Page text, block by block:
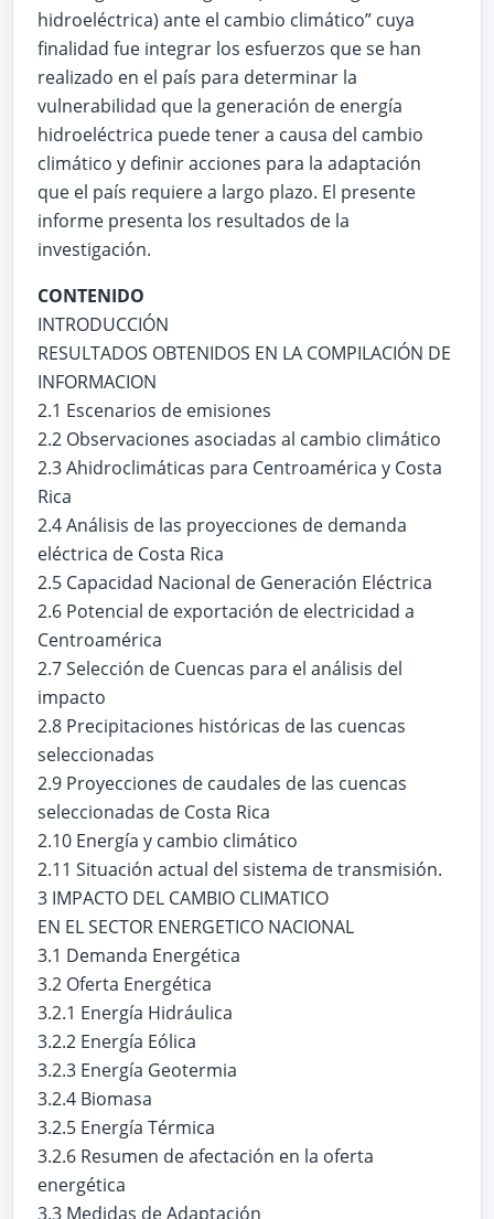
hidroeléctrica) ante el cambio climático” cuya
finalidad fue integrar los esfuerzos que se han
realizado en el país para determinar la
vulnerabilidad que la generación de energía
hidroeléctrica puede tener a causa del cambio
climático y definir acciones para la adaptación
que el país requiere a largo plazo. El presente
informe presenta los resultados de la
investigación.
CONTENIDO
INTRODUCCIÓN
RESULTADOS OBTENIDOS EN LA COMPILACIÓN DE
INFORMACION
2.1 Escenarios de emisiones
2.2 Observaciones asociadas al cambio climático
2.3 Ahidroclimáticas para Centroamérica y Costa
Rica
2.4 Análisis de las proyecciones de demanda
eléctrica de Costa Rica
2.5 Capacidad Nacional de Generación Eléctrica
2.6 Potencial de exportación de electricidad a
Centroamérica
2.7 Selección de Cuencas para el análisis del
impacto
2.8 Precipitaciones históricas de las cuencas
seleccionadas
2.9 Proyecciones de caudales de las cuencas
seleccionadas de Costa Rica
2.10 Energía y cambio climático
2.11 Situación actual del sistema de transmisión.
3 IMPACTO DEL CAMBIO CLIMATICO
EN EL SECTOR ENERGETICO NACIONAL
3.1 Demanda Energética
3.2 Oferta Energética
3.2.1 Energía Hidráulica
3.2.2 Energía Eólica
3.2.3 Energía Geotermia
3.2.4 Biomasa
3.2.5 Energía Térmica
3.2.6 Resumen de afectación en la oferta
energética
3.3 Medidas de Adaptación